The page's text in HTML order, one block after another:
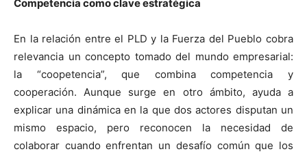
Competencia como clave estratégica
En la relación entre el PLD y la Fuerza del Pueblo cobra
relevancia un concepto tomado del mundo empresarial:
la “coopetencia”, que combina competencia y
cooperación. Aunque surge en otro ámbito, ayuda a
explicar una dinámica en la que dos actores disputan un
mismo espacio, pero reconocen la necesidad de
colaborar cuando enfrentan un desafío común que los